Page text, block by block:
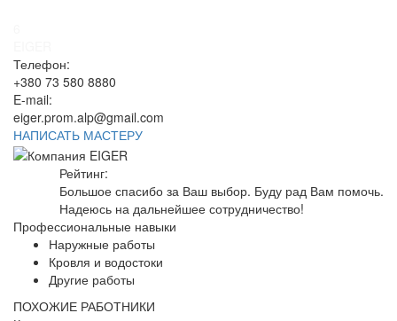
Телефон:
+380 73 580 8880
E-mail:
eiger.prom.alp@gmail.com
НАПИСАТЬ МАСТЕРУ
Рейтинг:
Большое спасибо за Ваш выбор. Буду рад Вам помочь.
Надеюсь на дальнейшее сотрудничество!
Профессиональные навыки
Наружные работы
Кровля и водостоки
Другие работы
ПОХОЖИЕ РАБОТНИКИ